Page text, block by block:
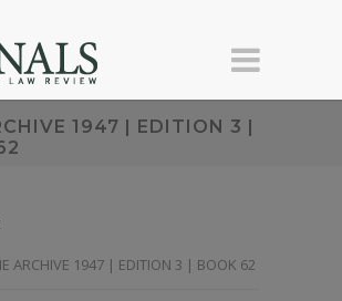
1947 | EDITION 3 |
ARCHIVE 1947 | EDITION 3 | BOOK 62